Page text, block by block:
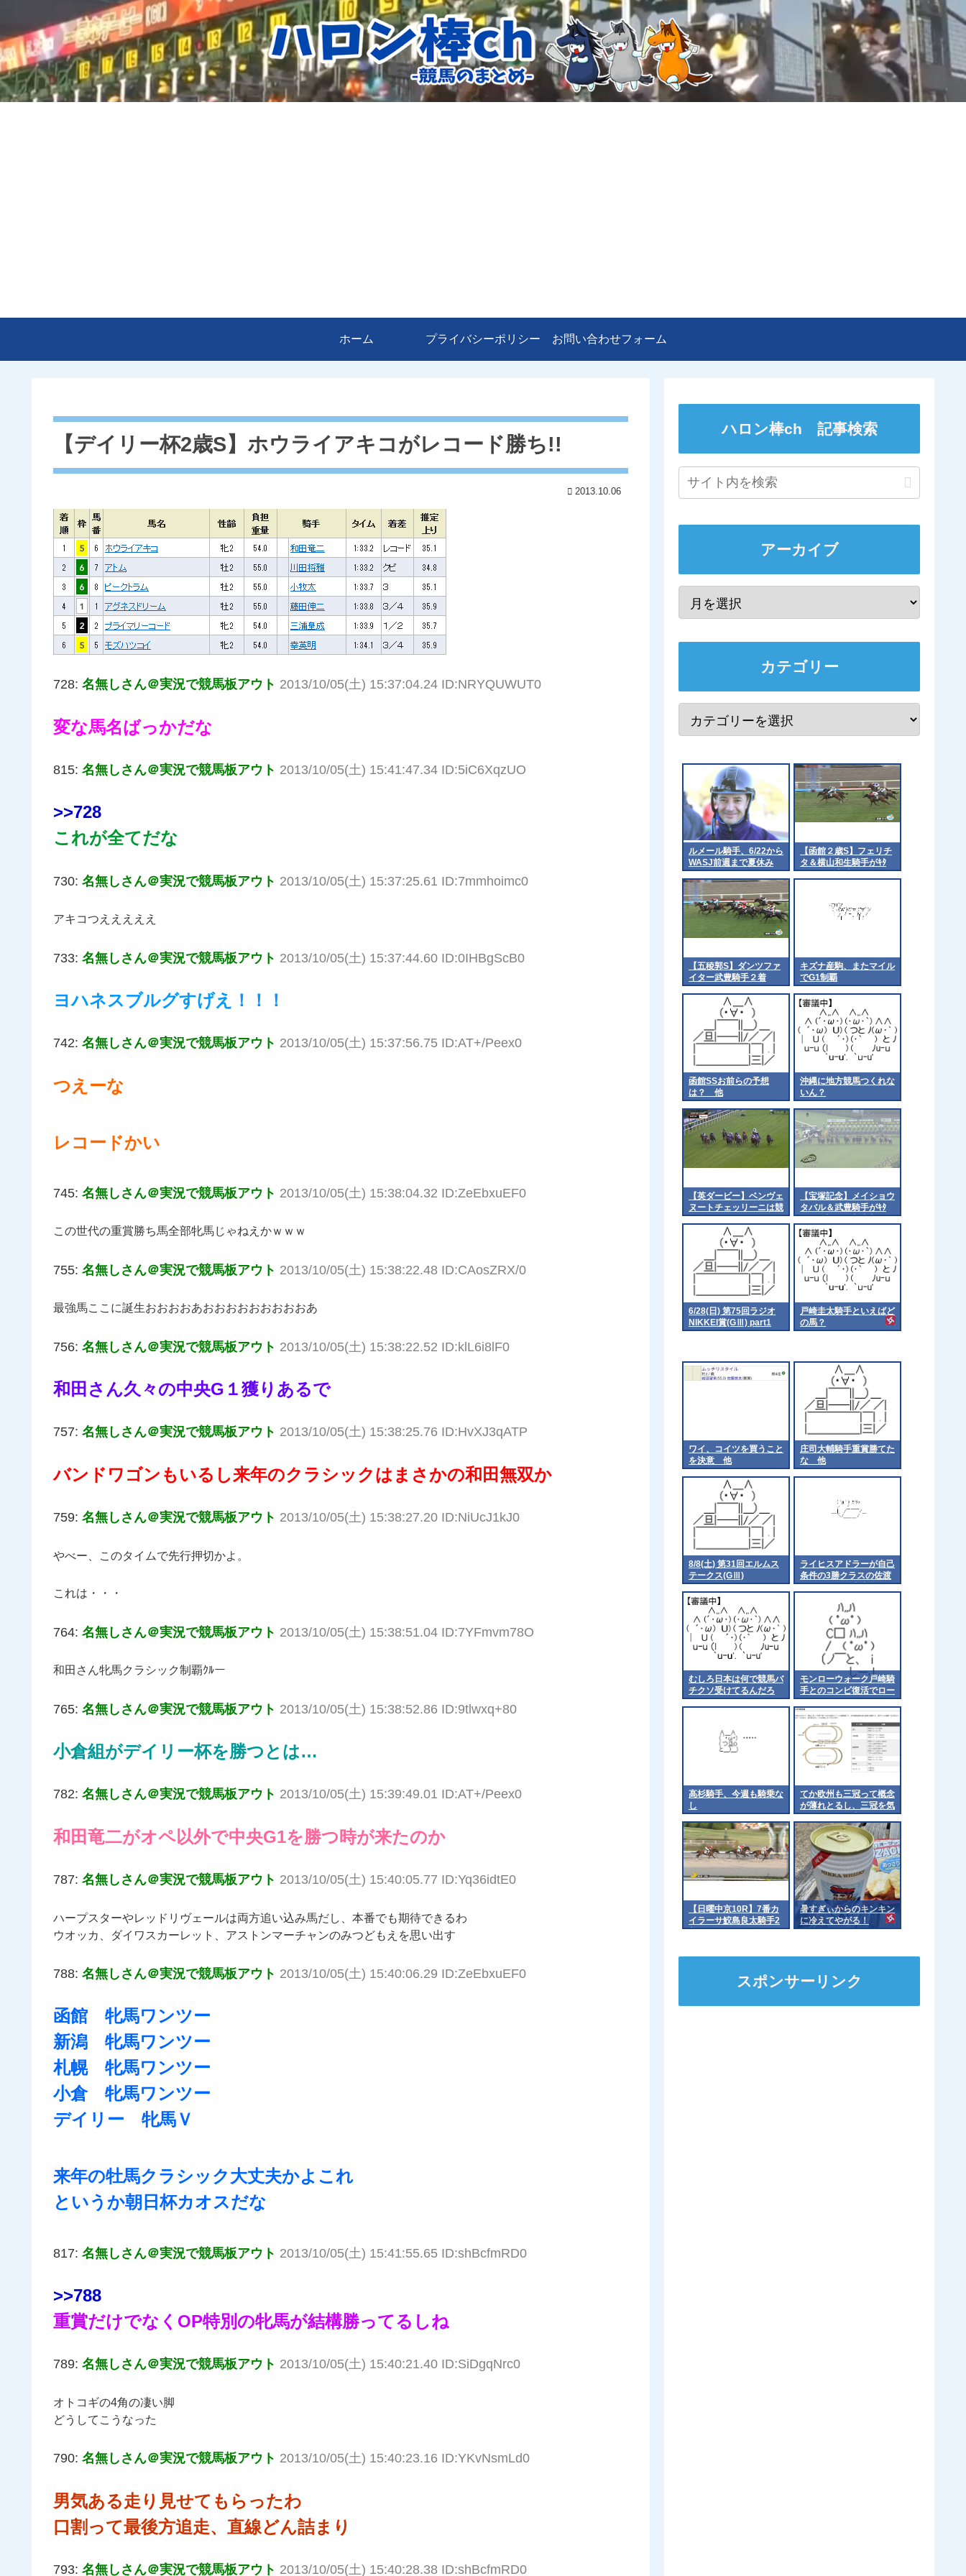
ホーム プライバシーポリシー お問い合わせフォーム
【デイリー杯2歳S】ホウライアキコがレコード勝ち!!
2013.10.06
728: 名無しさん＠実況で競馬板アウト 2013/10/05(土) 15:37:04.24 ID:NRYQUWUT0
変な馬名ばっかだな
815: 名無しさん＠実況で競馬板アウト 2013/10/05(土) 15:41:47.34 ID:5iC6XqzUO
>>728
これが全てだな
730: 名無しさん＠実況で競馬板アウト 2013/10/05(土) 15:37:25.61 ID:7mmhoimc0
アキコつえええええ
733: 名無しさん＠実況で競馬板アウト 2013/10/05(土) 15:37:44.60 ID:0IHBgScB0
ヨハネスブルグすげえ！！！
742: 名無しさん＠実況で競馬板アウト 2013/10/05(土) 15:37:56.75 ID:AT+/Peex0
つえーな
レコードかい
745: 名無しさん＠実況で競馬板アウト 2013/10/05(土) 15:38:04.32 ID:ZeEbxuEF0
この世代の重賞勝ち馬全部牝馬じゃねえかｗｗｗ
755: 名無しさん＠実況で競馬板アウト 2013/10/05(土) 15:38:22.48 ID:CAosZRX/0
最強馬ここに誕生おおおおあおおおおおおおおおあ
756: 名無しさん＠実況で競馬板アウト 2013/10/05(土) 15:38:22.52 ID:klL6i8lF0
和田さん久々の中央G１獲りあるで
757: 名無しさん＠実況で競馬板アウト 2013/10/05(土) 15:38:25.76 ID:HvXJ3qATP
バンドワゴンもいるし来年のクラシックはまさかの和田無双か
759: 名無しさん＠実況で競馬板アウト 2013/10/05(土) 15:38:27.20 ID:NiUcJ1kJ0
やべー、このタイムで先行押切かよ。
これは・・・
764: 名無しさん＠実況で競馬板アウト 2013/10/05(土) 15:38:51.04 ID:7YFmvm78O
和田さん牝馬クラシック制覇ｸﾙー
765: 名無しさん＠実況で競馬板アウト 2013/10/05(土) 15:38:52.86 ID:9tlwxq+80
小倉組がデイリー杯を勝つとは…
782: 名無しさん＠実況で競馬板アウト 2013/10/05(土) 15:39:49.01 ID:AT+/Peex0
和田竜二がオペ以外で中央G1を勝つ時が来たのか
787: 名無しさん＠実況で競馬板アウト 2013/10/05(土) 15:40:05.77 ID:Yq36idtE0
ハープスターやレッドリヴェールは両方追い込み馬だし、本番でも期待できるわ
ウオッカ、ダイワスカーレット、アストンマーチャンのみつどもえを思い出す
788: 名無しさん＠実況で競馬板アウト 2013/10/05(土) 15:40:06.29 ID:ZeEbxuEF0
函館 牝馬ワンツー
新潟 牝馬ワンツー
札幌 牝馬ワンツー
小倉 牝馬ワンツー
デイリー 牝馬Ｖ
来年の牡馬クラシック大丈夫かよこれ
というか朝日杯カオスだな
817: 名無しさん＠実況で競馬板アウト 2013/10/05(土) 15:41:55.65 ID:shBcfmRD0
>>788
重賞だけでなくOP特別の牝馬が結構勝ってるしね
789: 名無しさん＠実況で競馬板アウト 2013/10/05(土) 15:40:21.40 ID:SiDgqNrc0
オトコギの4角の凄い脚
どうしてこうなった
790: 名無しさん＠実況で競馬板アウト 2013/10/05(土) 15:40:23.16 ID:YKvNsmLd0
男気ある走り見せてもらったわ
口割って最後方追走、直線どん詰まり
793: 名無しさん＠実況で競馬板アウト 2013/10/05(土) 15:40:28.38 ID:shBcfmRD0
ハロン棒ch 記事検索
アーカイブ
カテゴリー
ルメール騎手、6/22から
WASJ前週まで夏休み
【函館２歳S】フェリチ
タ＆横山和生騎手がｷﾀ
━━━━(ﾟ∀ﾟ)━━━━!!
【五稜郭S】ダンツファ
イター武豊騎手２着
キズナ産駒、またマイル
でG1制覇
函館SSお前らの予想
は？ 他
沖縄に地方競馬つくれな
いん？
【英ダービー】ベンヴェ
ヌートチェッリーニは競
争除外扱いに
【宝塚記念】メイショウ
タバル＆武豊騎手がｷﾀ
━━☆ﾟ･*:｡.:(ﾟ∀ﾟ)ﾟ･
*:..:☆━━━!!
6/28(日) 第75回ラジオ
NIKKEI賞(GⅢ) part1
戸崎圭太騎手といえばど
の馬？
ワイ、コイツを買うこと
を決意 他
庄司大輔騎手重賞勝てた
な 他
8/8(土) 第31回エルムス
テークス(GⅢ)
ライヒスアドラーが自己
条件の3勝クラスの佐渡
ステークスに出走
むしろ日本は何で競馬バ
チクソ受けてるんだろ
モンローウォーク戸崎騎
手とのコンビ復活でロー
ズSへ 他
高杉騎手、今週も騎乗な
し
てか欧州も三冠って概念
が薄れとるし、三冠を気
にするのは日本くらいに
なるんやろか 他
【日曜中京10R】7番カ
イラーサ鮫島良太騎手2
着
暑すぎぃからのキンキン
に冷えてやがる！
スポンサーリンク